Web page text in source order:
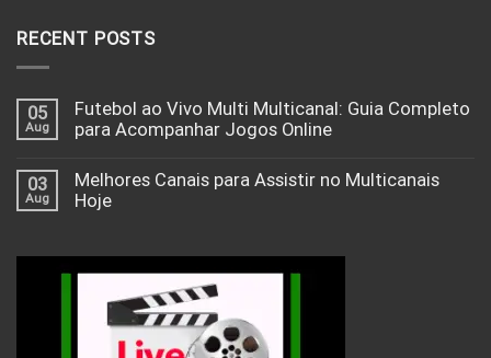
RECENT POSTS
05
Aug
Futebol ao Vivo Multi Multicanal: Guia Completo
para Acompanhar Jogos Online
03
Aug
Melhores Canais para Assistir no Multicanais
Hoje